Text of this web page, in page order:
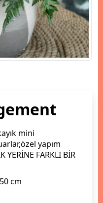
mini
yapım
YERİNE FARKLI BİR
50 cm